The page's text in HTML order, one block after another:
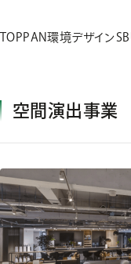
TOPPAN環境デザイン
空間演出事業